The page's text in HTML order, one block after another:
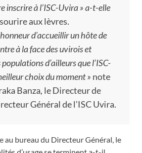
inscrire à l’ISC-Uvira » a-t-elle
aux lèvres.
d’accueillir un hôte de
à la face des uvirois et
d’ailleurs que l’ISC-
choix du moment » note
Banza, le Directeur de
Général de l’ISC Uvira.
au bureau du Directeur Général, le